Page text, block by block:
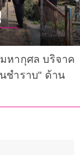
หากุศล บริจาค
ชำราบ" ด้าน